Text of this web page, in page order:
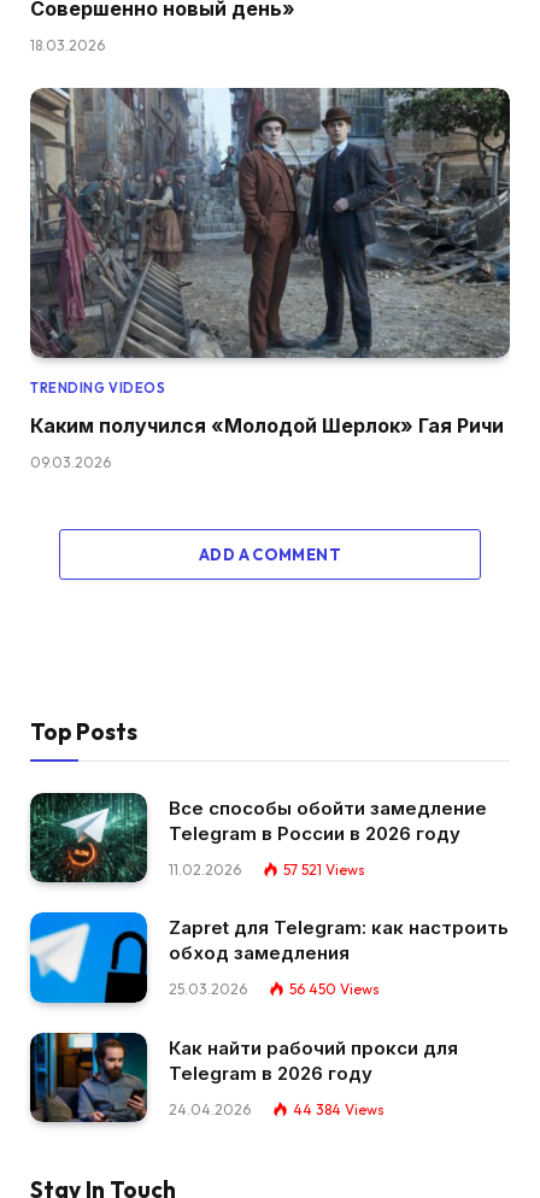
Совершенно новый день»
18.03.2026
TRENDING VIDEOS
Каким получился «Молодой Шерлок» Гая Ричи
09.03.2026
ADD A COMMENT
Top Posts
Все способы обойти замедление
Telegram в России в 2026 году
11.02.2026 57 521 Views
Zapret для Telegram: как настроить
обход замедления
25.03.2026 56 450 Views
Как найти рабочий прокси для
Telegram в 2026 году
24.04.2026 44 384 Views
Stay In Touch